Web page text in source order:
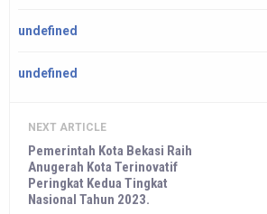
undefined
undefined
NEXT ARTICLE
Pemerintah Kota Bekasi Raih
Anugerah Kota Terinovatif
Peringkat Kedua Tingkat
Nasional Tahun 2023.